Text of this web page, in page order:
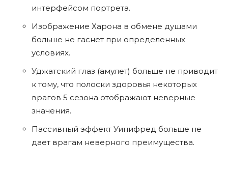
интерфейсом портрета.
Изображение Харона в обмене душами
больше не гаснет при определенных
условиях.
Уджатский глаз (амулет) больше не приводит
к тому, что полоски здоровья некоторых
врагов 5 сезона отображают неверные
значения.
Пассивный эффект Уинифред больше не
дает врагам неверного преимущества.